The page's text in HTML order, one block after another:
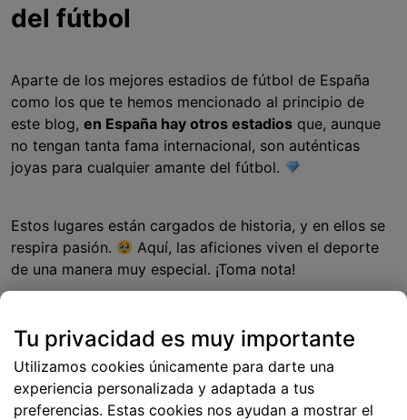
del fútbol
Aparte de los mejores estadios de fútbol de España
como los que te hemos mencionado al principio de
este blog, en España hay otros estadios que, aunque
no tengan tanta fama internacional, son auténticas
joyas para cualquier amante del fútbol.
Estos lugares están cargados de historia, y en ellos se
respira pasión.
Aquí, las aficiones viven el deporte
de una manera muy especial. ¡Toma nota!
situado junto al mar. Su ubicación frente a la playa lo
hace único y, aunque el club no atraviese sus mejores
años, el ambiente sigue siendo de primera.
Tu privacidad es muy importante
Utilizamos cookies únicamente para darte una
experiencia personalizada y adaptada a tus
preferencias. Estas cookies nos ayudan a mostrar el